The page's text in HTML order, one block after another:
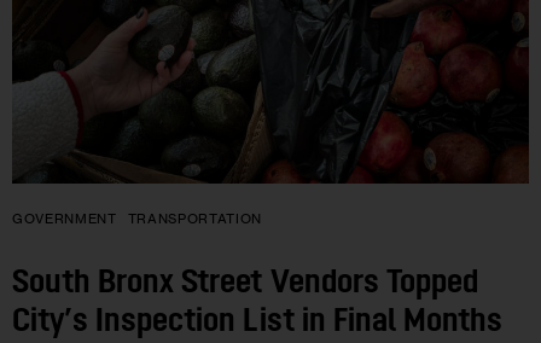
GOVERNMENT TRANSPORTATION
South Bronx Street Vendors Topped
City’s Inspection List in Final Months